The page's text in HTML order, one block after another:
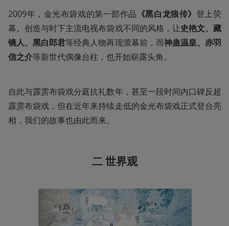
2009年，金光布袋戏的第一部作品 《黑白龙狼传》 登上荧
幕。创造与时下主流电视布袋戏不同的风格，让史艳文、藏
镜人、黑白郎君等经典人物再现萤幕前，而神蛊温皇、赤羽
信之介等新世代偶像台柱，也开始崭露头角。
自此与霹雳布袋戏分庭抗礼数年，甚至一段时间内口碑反超
霹雳布袋戏，但在近年来持续走低的金光布袋戏正式登台亮
相，我们的故事也由此而来。
二 世界观